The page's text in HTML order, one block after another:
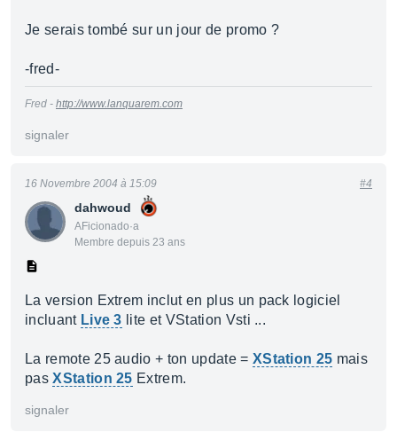
Je serais tombé sur un jour de promo ?
-fred-
Fred - http://www.lanquarem.com
signaler
dahwoud
AFicionado·a
Membre depuis 23 ans
16 Novembre 2004 à 15:09 #4
La version Extrem inclut en plus un pack logiciel
incluant Live 3 lite et VStation Vsti ...
La remote 25 audio + ton update = XStation 25 mais
pasXStation 25 Extrem.
signaler